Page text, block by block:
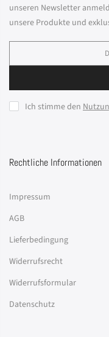
unseren Newsletter
unsere Produkte und
Ich stimme den
Rechtliche Informationen
Impressum
AGB
Lieferbedingung
Widerrufsrecht
Widerrufsformular
Datenschutz